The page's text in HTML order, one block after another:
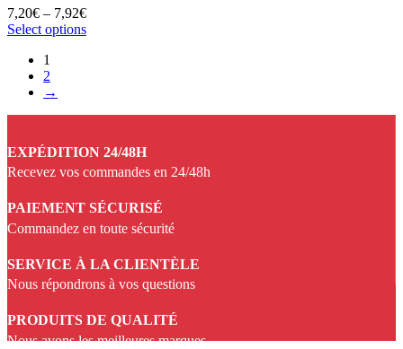
7,20€ – 7,92€
Select options
1
2
→
EXPÉDITION 24/48H
Recevez vos commandes en 24/48h
PAIEMENT SÉCURISÉ
Commandez en toute sécurité
SERVICE À LA CLIENTÈLE
Nous répondrons à vos questions
PRODUITS DE QUALITÉ
Nous avons les meilleures marques